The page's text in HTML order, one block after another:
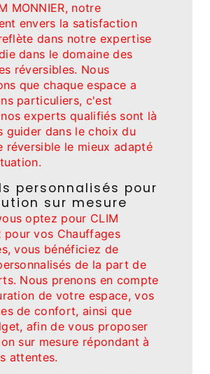
MONNIER, notre
envers la satisfaction
dans notre expertise
dans le domaine des
réversibles. Nous
que chaque espace a
particuliers, c'est
experts qualifiés sont là
guider dans le choix du
réversible le mieux adapté
personnalisés pour
sur mesure
optez pour CLIM
pour vos Chauffages
vous bénéficiez de
de la part de
Nous prenons en compte
de votre espace, vos
de confort, ainsi que
afin de vous proposer
sur mesure répondant à
attentes.